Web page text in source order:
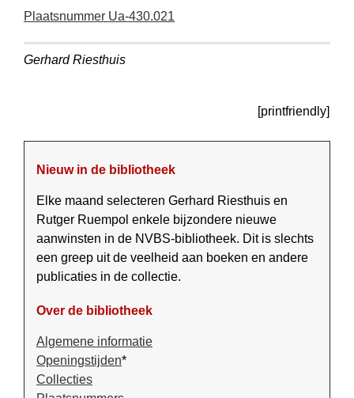
Plaatsnummer Ua-430.021
Gerhard Riesthuis
[printfriendly]
Nieuw in de bibliotheek
Elke maand selecteren Gerhard Riesthuis en
Rutger Ruempol enkele bijzondere nieuwe
aanwinsten in de NVBS-bibliotheek. Dit is slechts
een greep uit de veelheid aan boeken en andere
publicaties in de collectie.
Over de bibliotheek
Algemene informatie
Openingstijden*
Collecties